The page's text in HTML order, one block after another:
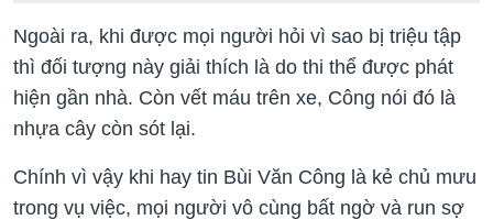
Ngoài ra, khi được mọi người hỏi vì sao bị triệu tập
thì đối tượng này giải thích là do thi thể được phát
hiện gần nhà. Còn vết máu trên xe, Công nói đó là
nhựa cây còn sót lại.
Chính vì vậy khi hay tin Bùi Văn Công là kẻ chủ mưu
trong vụ việc, mọi người vô cùng bất ngờ và run sợ